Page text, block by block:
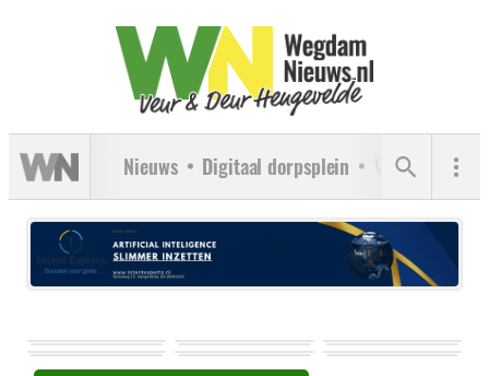
Nieuws Digitaal dorpsplein Verenigingen